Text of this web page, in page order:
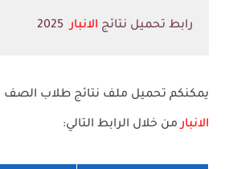
رابط تحميل نتائج الانبار 2025
يمكنكم تحميل ملف نتائج طلاب الصف
الانبارمن خلال الرابط التالي: